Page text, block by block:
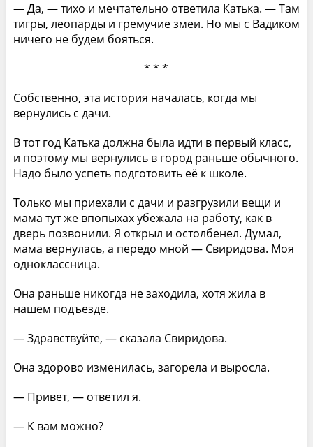
— Да, — тихо и мечтательно ответила Катька. — Там
тигры, леопарды и гремучие змеи. Но мы с Вадиком
ничего не будем бояться.
* * *
Собственно, эта история началась, когда мы
вернулись с дачи.
В тот год Катька должна была идти в первый класс,
и поэтому мы вернулись в город раньше обычного.
Надо было успеть подготовить её к школе.
Только мы приехали с дачи и разгрузили вещи и
мама тут же впопыхах убежала на работу, как в
дверь позвонили. Я открыл и остолбенел. Думал,
мама вернулась, а передо мной — Свиридова. Моя
одноклассница.
Она раньше никогда не заходила, хотя жила в
нашем подъезде.
— Здравствуйте, — сказала Свиридова.
Она здорово изменилась, загорела и выросла.
— Привет, — ответил я.
— К вам можно?